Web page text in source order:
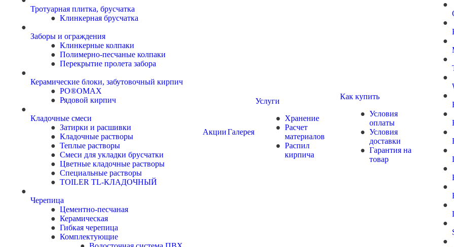
Тротуарная плитка, брусчатка
Клинкерная брусчатка
Заборы и ограждения
Клинкерные колпаки
Полимерно-песчаные колпаки
Перекрытие пролета забора
Керамические блоки, забутовочный кирпич
PO®OMAX
Рядовой кирпич
Кладочные смеси
Затирки и расшивки
Кладочные растворы
Теплые растворы
Смеси для укладки брусчатки
Цветные кладочные растворы
Специальные растворы
TOILER TL-КЛАДОЧНЫЙ
Черепица
Цементно-песчаная
Керамическая
Гибкая черепица
Комплектующие
АкцииГалерея
Услуги
Хранение
Расчет
материалов
Распил
кирпича
Как купить
Условия
оплаты
Условия
доставки
Гарантия на
товар